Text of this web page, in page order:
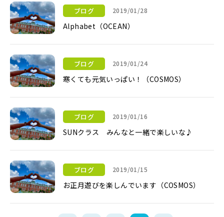
ブログ 2019/01/28
Alphabet（OCEAN）
ブログ 2019/01/24
寒くても元気いっぱい！（COSMOS）
ブログ 2019/01/16
SUNクラス みんなと一緒で楽しいな♪
ブログ 2019/01/15
お正月遊びを楽しんでいます（COSMOS）